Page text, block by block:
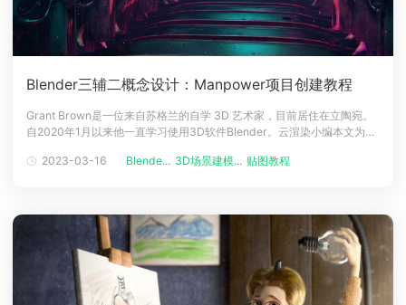
Blender三辅二概念设计：Manpower项目创建教程
Grant Brown是一位来自苏格兰的自学 3D 艺术家，目前居住在立陶宛。
自2020年1月以来他一直学习使用3D软件Blender。云渲染小编本文为大
进行建模、UV 展开、灯光和渲染，以及 Substance 3D Painter 等软件
2023-03-16 Blende... 3D场景建模... 贴图教程